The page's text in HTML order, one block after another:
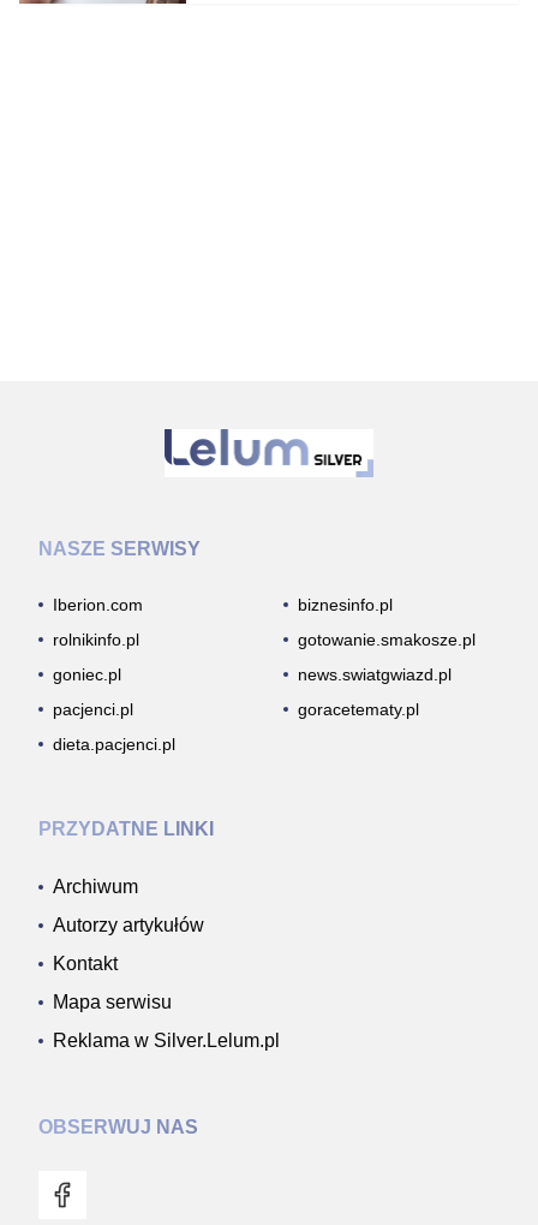
NASZE SERWISY
Iberion.com
biznesinfo.pl
rolnikinfo.pl
gotowanie.smakosze.pl
goniec.pl
news.swiatgwiazd.pl
pacjenci.pl
goracetematy.pl
dieta.pacjenci.pl
PRZYDATNE LINKI
Archiwum
Autorzy artykułów
Kontakt
Mapa serwisu
Reklama w Silver.Lelum.pl
OBSERWUJ NAS